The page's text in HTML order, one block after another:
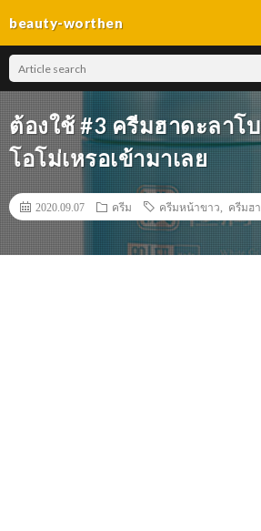
beauty-worthen
ต้องใช้ #3 ครีมฮาดะลาโ
โอโม่เหรอเข้ามาเลย
2020.09.07 ครีม ครีมหน้าขาว ครีมฮ